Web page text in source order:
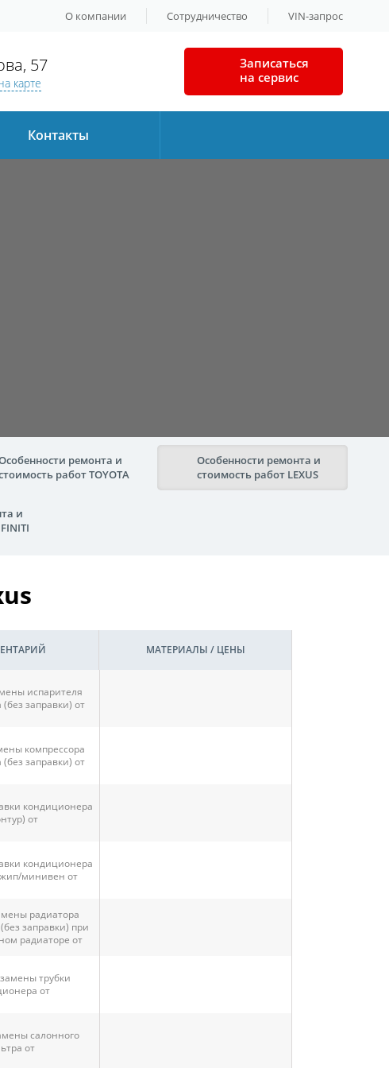
О компании Сотрудничество VIN-запрос
57
карте
Записаться
на сервис
Контакты
ремонта и
работ TOYOTA
Особенности ремонта и
стоимость работ LEXUS
и
МАТЕРИАЛЫ / ЦЕНЫ
испарителя
заправки) от
компрессора
заправки) от
кондиционера
от
кондиционера
минивен от
радиатора
заправки) при
радиаторе от
трубки
от
салонного
от